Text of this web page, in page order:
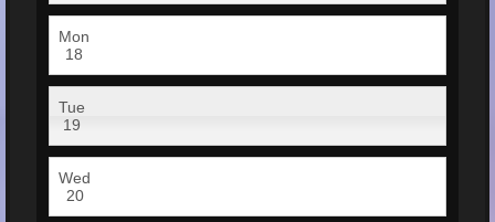
Mon
18
Tue
19
Wed
20